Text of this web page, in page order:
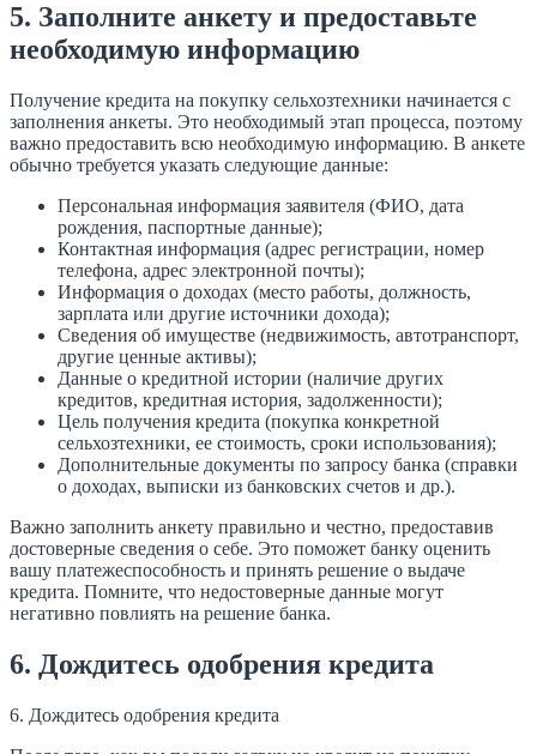
5. Заполните анкету и предоставьте
необходимую информацию
Получение кредита на покупку сельхозтехники начинается с
заполнения анкеты. Это необходимый этап процесса, поэтому
важно предоставить всю необходимую информацию. В анкете
обычно требуется указать следующие данные:
Персональная информация заявителя (ФИО, дата
рождения, паспортные данные);
Контактная информация (адрес регистрации, номер
телефона, адрес электронной почты);
Информация о доходах (место работы, должность,
зарплата или другие источники дохода);
Сведения об имуществе (недвижимость, автотранспорт,
другие ценные активы);
Данные о кредитной истории (наличие других
кредитов, кредитная история, задолженности);
Цель получения кредита (покупка конкретной
сельхозтехники, ее стоимость, сроки использования);
Дополнительные документы по запросу банка (справки
о доходах, выписки из банковских счетов и др.).
Важно заполнить анкету правильно и честно, предоставив
достоверные сведения о себе. Это поможет банку оценить
вашу платежеспособность и принять решение о выдаче
кредита. Помните, что недостоверные данные могут
негативно повлиять на решение банка.
6. Дождитесь одобрения кредита
6. Дождитесь одобрения кредита